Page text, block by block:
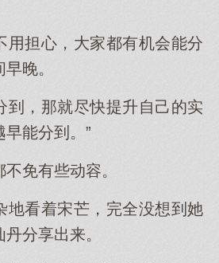
用担心，大家都有机会能分
晚。
到，那就尽快提升自己的实
能分到。”
免有些动容。
地看着宋芒，完全没想到她
分享出来。